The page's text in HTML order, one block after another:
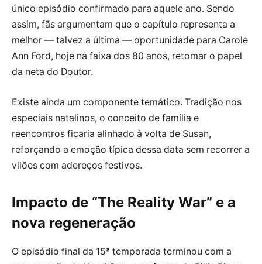
único episódio confirmado para aquele ano. Sendo
assim, fãs argumentam que o capítulo representa a
melhor — talvez a última — oportunidade para Carole
Ann Ford, hoje na faixa dos 80 anos, retomar o papel
da neta do Doutor.
Existe ainda um componente temático. Tradição nos
especiais natalinos, o conceito de família e
reencontros ficaria alinhado à volta de Susan,
reforçando a emoção típica dessa data sem recorrer a
vilões com adereços festivos.
Impacto de “The Reality War” e a
nova regeneração
O episódio final da 15ª temporada terminou com a